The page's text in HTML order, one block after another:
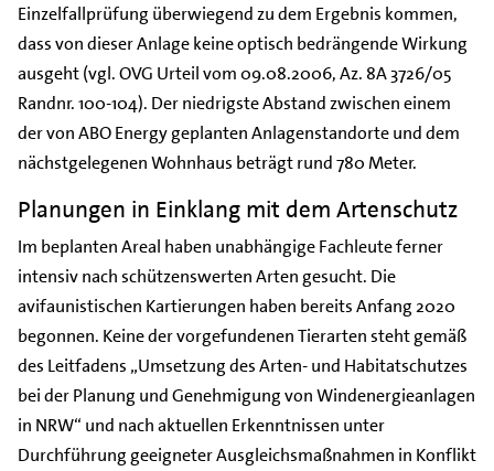
Einzelfallprüfung überwiegend zu dem Ergebnis kommen,
dass von dieser Anlage keine optisch bedrängende Wirkung
ausgeht (vgl. OVG Urteil vom 09.08.2006, Az. 8A 3726/05
Randnr. 100-104). Der niedrigste Abstand zwischen einem
der von ABO Energy geplanten Anlagenstandorte und dem
nächstgelegenen Wohnhaus beträgt rund 780 Meter.
Planungen in Einklang mit dem Artenschutz
Im beplanten Areal haben unabhängige Fachleute ferner
intensiv nach schützenswerten Arten gesucht. Die
avifaunistischen Kartierungen haben bereits Anfang 2020
begonnen. Keine der vorgefundenen Tierarten steht gemäß
des Leitfadens „Umsetzung des Arten- und Habitatschutzes
bei der Planung und Genehmigung von Windenergieanlagen
in NRW“ und nach aktuellen Erkenntnissen unter
Durchführung geeigneter Ausgleichsmaßnahmen in Konflikt